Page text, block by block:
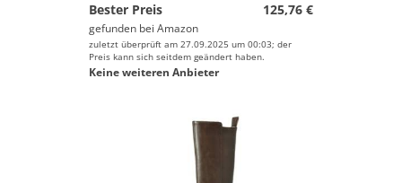
Bester Preis
125,76 €
gefunden bei Amazon
zuletzt überprüft am 27.09.2025 um 00:03; der
Preis kann sich seitdem geändert haben.
Keine weiteren Anbieter